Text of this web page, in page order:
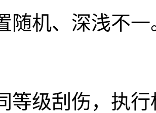
随机、深浅不一
等级刮伤，执